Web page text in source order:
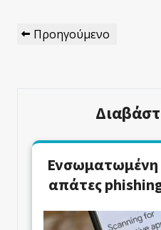
Πλοήγηση
Άρθρων
Προηγούμενο
Προηγούμενο
απάτες